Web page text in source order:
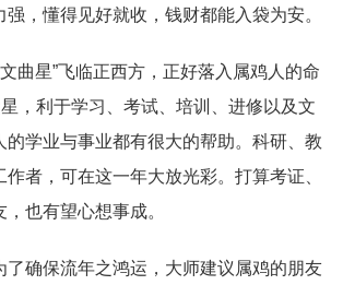
，懂得见好就收，钱财都能入袋为安。
星”飞临正西方，正好落入属鸡人的命
星，利于学习、考试、培训、进修以及文
的学业与事业都有很大的帮助。科研、教
者，可在这一年大放光彩。打算考证、
也有望心想事成。
确保流年之鸿运，大师建议属鸡的朋友